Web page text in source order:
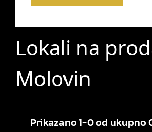
Lokali na
Molovin
Prikazano 1-0 od ukupno